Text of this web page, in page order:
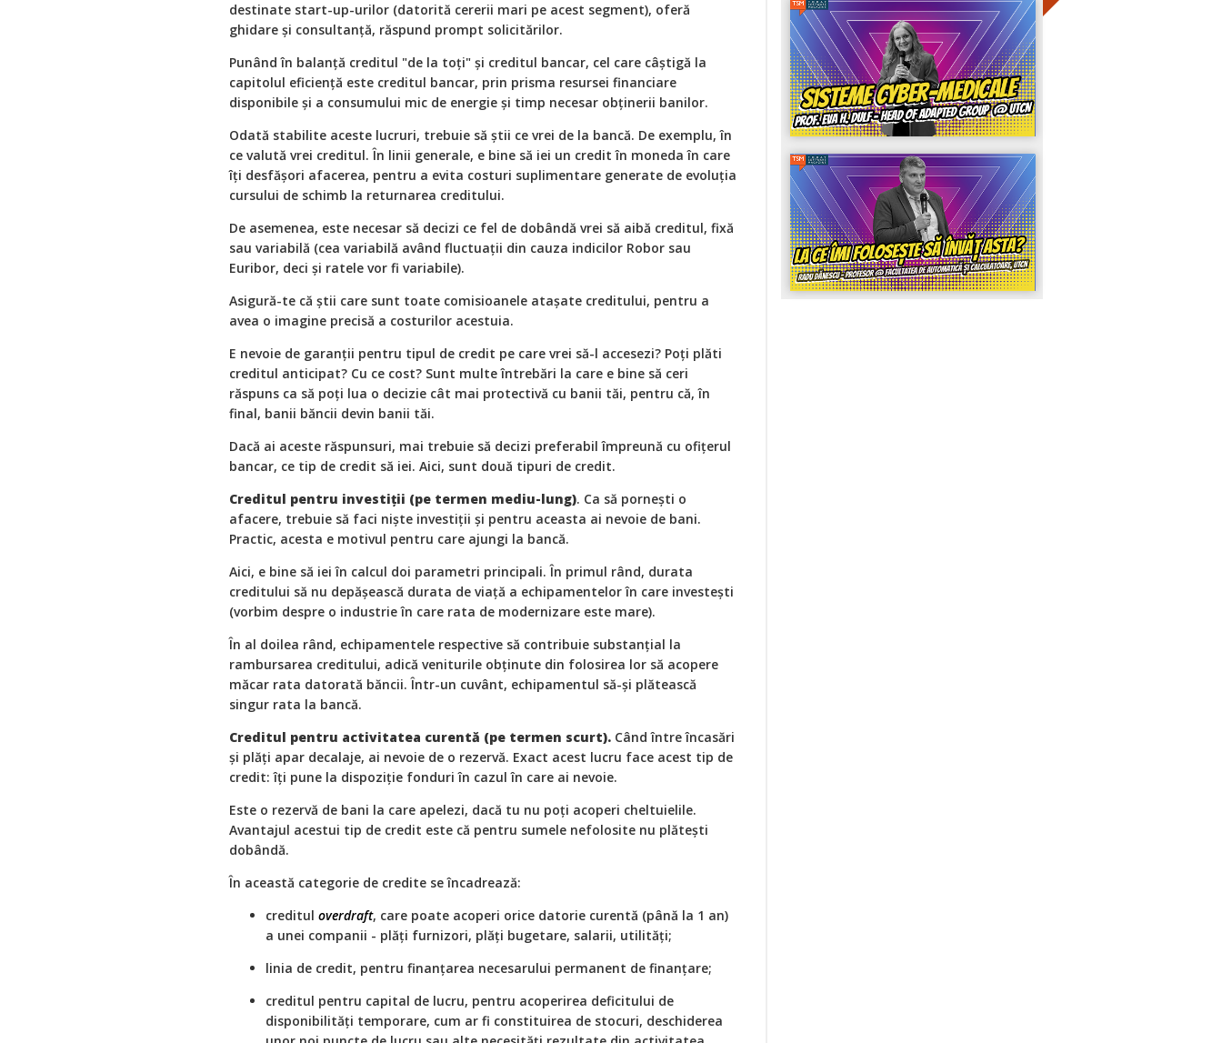
destinate start-up-urilor (datorită cererii mari pe acest segment), oferă
ghidare şi consultanţă, răspund prompt solicitărilor.
Punând în balanţă creditul "de la toţi" şi creditul bancar, cel care câștigă la
capitolul eficiență este creditul bancar, prin prisma resursei financiare
disponibile şi a consumului mic de energie şi timp necesar obţinerii banilor.
Odată stabilite aceste lucruri, trebuie să ştii ce vrei de la bancă. De exemplu, în
ce valută vrei creditul. În linii generale, e bine să iei un credit în moneda în care
îţi desfăşori afacerea, pentru a evita costuri suplimentare generate de evoluția
cursului de schimb la returnarea creditului.
De asemenea, este necesar să decizi ce fel de dobândă vrei să aibă creditul, fixă
sau variabilă (cea variabilă având fluctuaţii din cauza indicilor Robor sau
Euribor, deci şi ratele vor fi variabile).
Asigură-te că ştii care sunt toate comisioanele ataşate creditului, pentru a
avea o imagine precisă a costurilor acestuia.
E nevoie de garanţii pentru tipul de credit pe care vrei să-l accesezi? Poţi plăti
creditul anticipat? Cu ce cost? Sunt multe întrebări la care e bine să ceri
răspuns ca să poţi lua o decizie cât mai protectivă cu banii tăi, pentru că, în
final, banii băncii devin banii tăi.
Dacă ai aceste răspunsuri, mai trebuie să decizi preferabil împreună cu ofițerul
bancar, ce tip de credit să iei. Aici, sunt două tipuri de credit.
Creditul pentru investiţii (pe termen mediu-lung). Ca să porneşti o
afacere, trebuie să faci nişte investiţii şi pentru aceasta ai nevoie de bani.
Practic, acesta e motivul pentru care ajungi la bancă.
Aici, e bine să iei în calcul doi parametri principali. În primul rând, durata
creditului să nu depăşească durata de viaţă a echipamentelor în care investeşti
(vorbim despre o industrie în care rata de modernizare este mare).
În al doilea rând, echipamentele respective să contribuie substanțial la
rambursarea creditului, adică veniturile obţinute din folosirea lor să acopere
măcar rata datorată băncii. Într-un cuvânt, echipamentul să-şi plătească
singur rata la bancă.
Creditul pentru activitatea curentă (pe termen scurt). Când între încasări
şi plăţi apar decalaje, ai nevoie de o rezervă. Exact acest lucru face acest tip de
credit: îţi pune la dispoziţie fonduri în cazul în care ai nevoie.
Este o rezervă de bani la care apelezi, dacă tu nu poţi acoperi cheltuielile.
Avantajul acestui tip de credit este că pentru sumele nefolosite nu plăteşti
dobândă.
În această categorie de credite se încadrează:
creditul overdraft, care poate acoperi orice datorie curentă (până la 1 an)
a unei companii - plăţi furnizori, plăţi bugetare, salarii, utilităţi;
linia de credit, pentru finanțarea necesarului permanent de finanțare;
creditul pentru capital de lucru, pentru acoperirea deficitului de
disponibilităţi temporare, cum ar fi constituirea de stocuri, deschiderea